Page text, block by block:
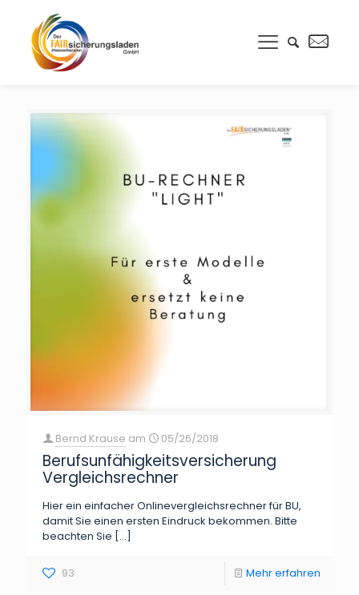
Bernd Krause am 05/26/2018
Berufsunfähigkeitsversicherung
Vergleichsrechner
Hier ein einfacher Onlinevergleichsrechner für BU,
damit Sie einen ersten Eindruck bekommen. Bitte
beachten Sie […]
93 Mehr erfahren